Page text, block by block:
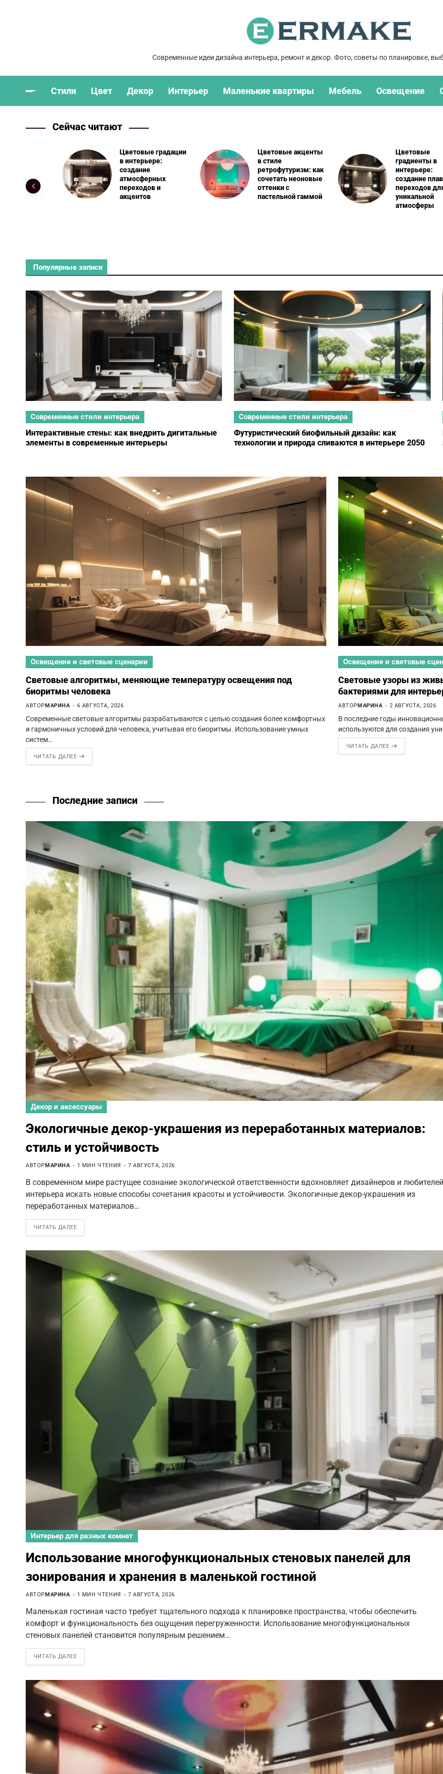
Современные идеи дизайна интерьера, ремонт и декор. Фото, советы по планировке,
Стили Цвет Декор Интерьер Маленькие квартиры Мебель Освещение
Сейчас читают
комнат
Цветовые градации
в интерьере:
создание
атмосферных
переходов и
акцентов
Цветовые акценты
в стиле
ретрофутуризм: как
сочетать неоновые
оттенки с
пастельной гаммой
Цветовые
градиенты в
интерьере:
создание
переходов
уникальной
атмосферы
Популярные записи
Современные стили интерьера
Интерактивные стены: как внедрить дигитальные
элементы в современные интерьеры
Современные стили интерьера
Футуристический биофильный дизайн: как
технологии и природа сливаются в интерьере 2050
Освещение и световые сценарии
Световые алгоритмы, меняющие температуру освещения под
биоритмы человека
АВТОР МАРИНА 6 АВГУСТА, 2026
Современные световые алгоритмы разрабатываются с целью создания более комфортных
и гармоничных условий для человека, учитывая его биоритмы. Использование умных
систем…
ЧИТАТЬ ДАЛЕЕ
Освещение и световые
Световые узоры из
бактериями для
АВТОР МАРИНА 2 АВГУСТА, 2026
В последние годы
используются для создания
ЧИТАТЬ ДАЛЕЕ
Последние записи
Декор и аксессуары
Экологичные декор-украшения из переработанных материалов:
стиль и устойчивость
АВТОРМАРИНА 1 МИН ЧТЕНИЯ 7 АВГУСТА, 2026
В современном мире растущее сознание экологической ответственности вдохновляет дизайнеров и любителей
интерьера искать новые способы сочетания красоты и устойчивости. Экологичные декор-украшения из
переработанных материалов…
ЧИТАТЬ ДАЛЕЕ
Интерьер для разных комнат
Использование многофункциональных стеновых панелей для
зонирования и хранения в маленькой гостиной
АВТОР МАРИНА 1 МИН ЧТЕНИЯ 7 АВГУСТА, 2026
Маленькая гостиная часто требует тщательного подхода к планировке пространства, чтобы обеспечить
комфорт и функциональность без ощущения перегруженности. Использование многофункциональных
стеновых панелей становится популярным решением…
ЧИТАТЬ ДАЛЕЕ